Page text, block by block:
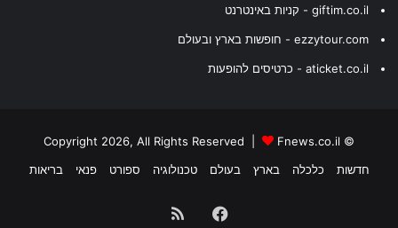
giftim.co.il - קניות באינטרנט
ezzytour.com - חופשות בארץ ובעולם
aticket.co.il - כרטיסים להופעות
© Copyright 2026, All Rights Reserved |
Fnews.co.il
חדשות
כלכלה בארץ בעולם טכנולוגיה ספורט פנאי בריאות
Facebook